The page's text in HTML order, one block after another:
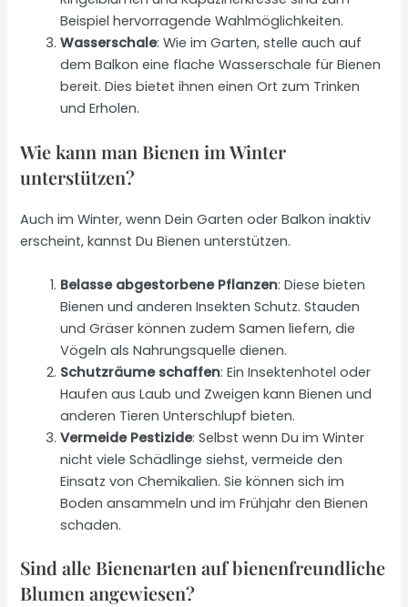
Beispiel hervorragende Wahlmöglichkeiten.
Wasserschale: Wie im Garten, stelle auch auf
dem Balkon eine flache Wasserschale für Bienen
bereit. Dies bietet ihnen einen Ort zum Trinken
und Erholen.
Wie kann man Bienen im Winter
unterstützen?
Auch im Winter, wenn Dein Garten oder Balkon inaktiv
erscheint, kannst Du Bienen unterstützen.
Belasse abgestorbene Pflanzen: Diese bieten
Bienen und anderen Insekten Schutz. Stauden
und Gräser können zudem Samen liefern, die
Vögeln als Nahrungsquelle dienen.
Schutzräume schaffen: Ein Insektenhotel oder
Haufen aus Laub und Zweigen kann Bienen und
anderen Tieren Unterschlupf bieten.
Vermeide Pestizide: Selbst wenn Du im Winter
nicht viele Schädlinge siehst, vermeide den
Einsatz von Chemikalien. Sie können sich im
Boden ansammeln und im Frühjahr den Bienen
schaden.
Sind alle Bienenarten auf bienenfreundliche
Blumen angewiesen?